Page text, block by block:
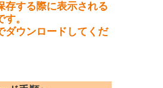
存する際に表示される
。
ダウンロードしてくだ